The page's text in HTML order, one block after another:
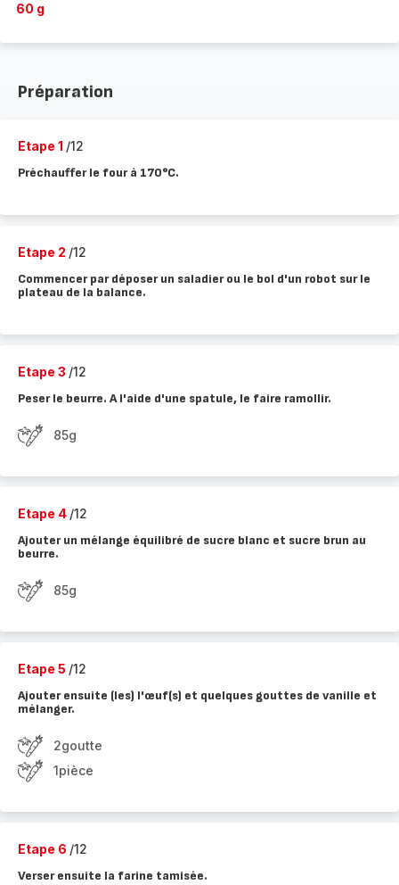
60 g
Préparation
Etape 1 /12
Préchauffer le four à 170°C.
Etape 2 /12
Commencer par déposer un saladier ou le bol d'un robot sur le
plateau de la balance.
Etape 3 /12
Peser le beurre. A l'aide d'une spatule, le faire ramollir.
85g
Etape 4 /12
Ajouter un mélange équilibré de sucre blanc et sucre brun au
beurre.
85g
Etape 5 /12
Ajouter ensuite (les) l'œuf(s) et quelques gouttes de vanille et
mélanger.
2goutte
1pièce
Etape 6 /12
Verser ensuite la farine tamisée.